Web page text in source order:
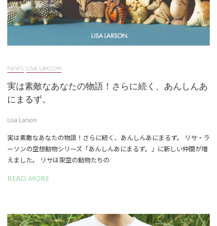
News, Lisa Larson
実は素敵なあなたの物語！さらに続く、あんしんあ
にまるず。
Lisa Larson
実は素敵なあなたの物語！さらに続く、あんしんあにまるず。 リサ・ラ
ーソンの空想動物シリーズ「あんしんあにまるず。」に新しい仲間が増
えました。 リサは架空の動物たちの
READ MORE